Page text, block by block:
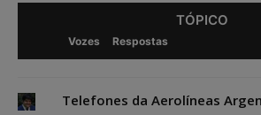
TÓPICO
Vozes Respostas
Telefones da Aerolíneas